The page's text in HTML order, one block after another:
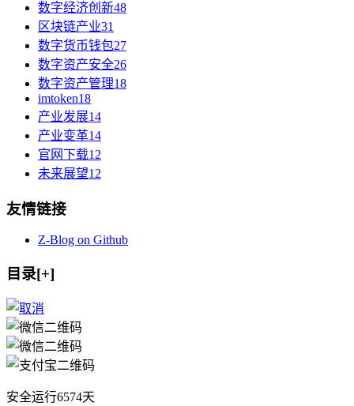
数字经济创新48
区块链产业31
数字货币钱包27
数字资产安全26
数字资产管理18
imtoken18
产业发展14
产业变革14
官网下载12
未来展望12
友情链接
Z-Blog on Github
目录[+]
安全运行6574天